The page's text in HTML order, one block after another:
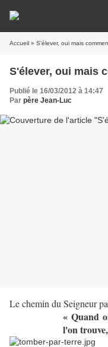
Accueil » S'élever, oui mais
S'élever, oui mais
Publié le 16/03/2012 à 14:47
Par père Jean-Luc
Le chemin du Seigneur
« Quand
l'on